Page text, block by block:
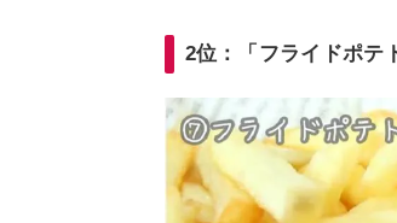
2位：「フライドポテ